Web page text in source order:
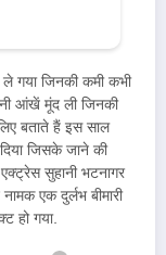
गया जिनकी कमी कभी
आंखें मूंद ली जिनकी
बताते हैं इस साल
जिसके जाने की
सुहानी भटनागर
एक दुर्लभ बीमारी
हो गया.